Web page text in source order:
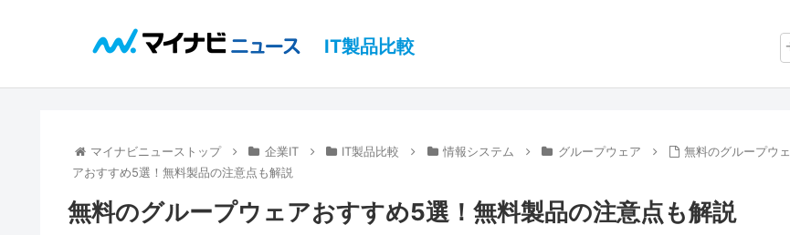
IT製品比較
マイナビニューストップ 企業IT IT製品比較 情報システム グループウェア
無料のグループウェ
アおすすめ5選！無料製品の注意点も解説
無料のグループウェアおすすめ5選！無料製品の注意点も解説